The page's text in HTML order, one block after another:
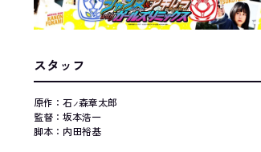
スタッフ
原作：石ノ森章太郎
監督：坂本浩一
脚本：内田裕基